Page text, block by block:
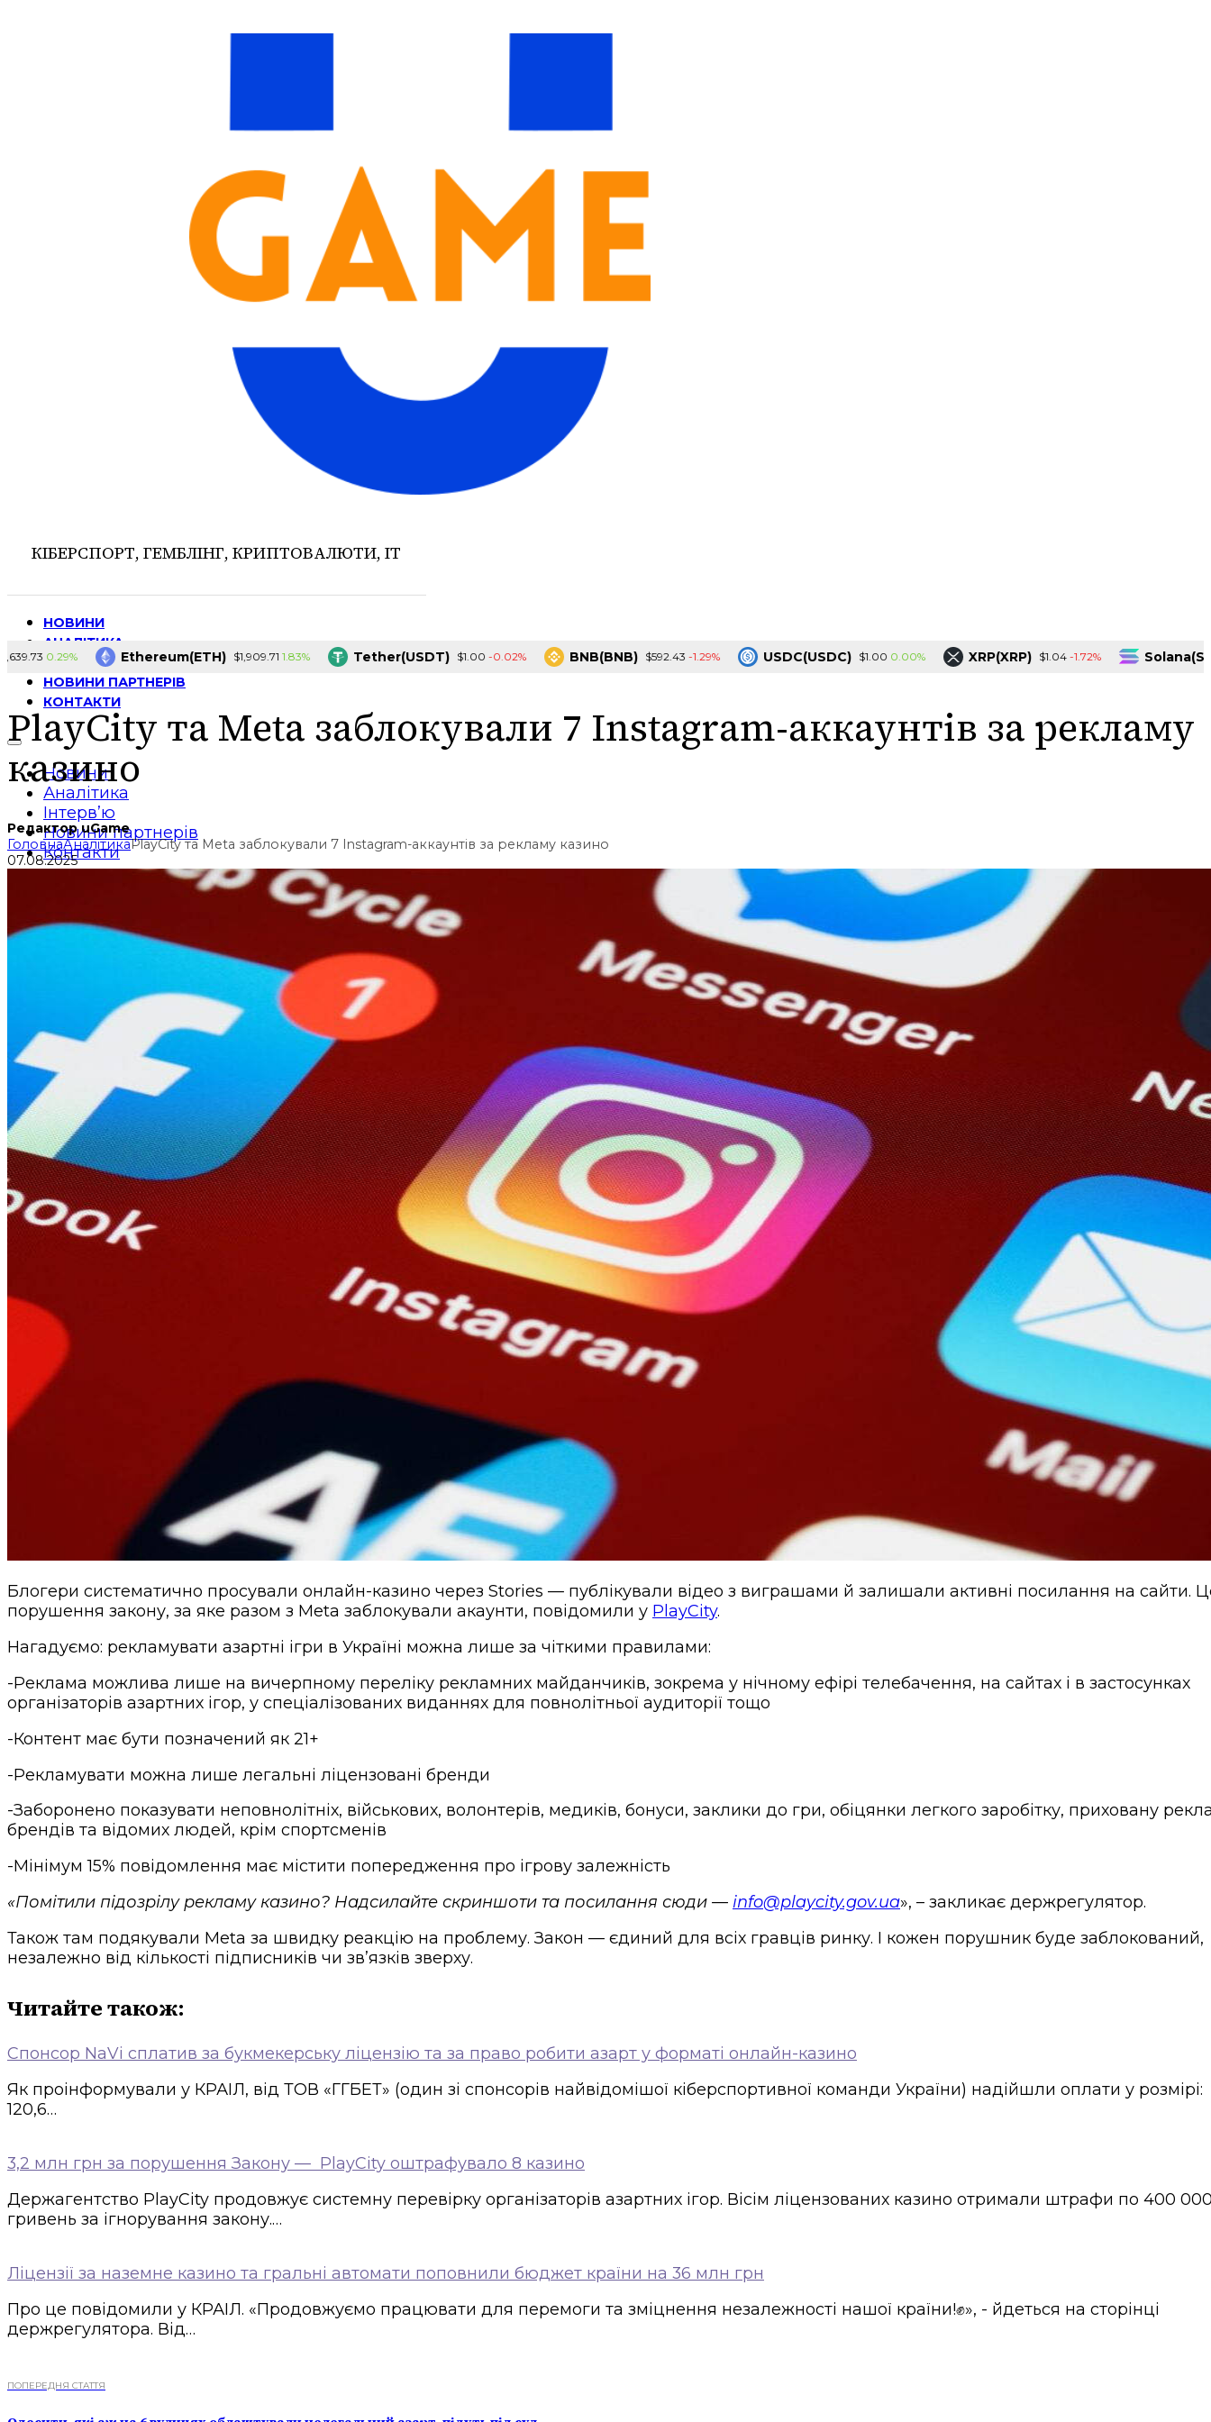
КІБЕРСПОРТ, ГЕМБЛІНГ, КРИПТОВАЛЮТИ, ІТ
НОВИНИ
АНАЛІТИКА
ІНТЕРВ’Ю
НОВИНИ ПАРТНЕРІВ
КОНТАКТИ
Новини
Аналітика
Інтерв’ю
Новини партнерів
Контакти
0.29% Ethereum(ETH) $1,909.71 1.83% Tether(USDT) $1.00 -0.02% BNB(BNB) $592.43 -1.29% USDC(USDC) $1.00 0.00% XRP(XRP) $1.04 -1.72% Solana(SOL)
PlayCity та Meta заблокували 7 Instagram-аккаунтів за рекламу
казино
Редактор uGame
ГоловнаАналітикаPlayCity та Meta заблокували 7 Instagram-аккаунтів за рекламу казино
07.08.2025
Блогери систематично просували онлайн-казино через Stories — публікували відео з виграшами й залишали активні посилання на сайти.
порушення закону, за яке разом з Meta заблокували акаунти, повідомили у PlayCity.
Нагадуємо: рекламувати азартні ігри в Україні можна лише за чіткими правилами:
-Реклама можлива лише на вичерпному переліку рекламних майданчиків, зокрема у нічному ефірі телебачення, на сайтах і в застосунках
організаторів азартних ігор, у спеціалізованих виданнях для повнолітньої аудиторії тощо
-Контент має бути позначений як 21+
-Рекламувати можна лише легальні ліцензовані бренди
-Заборонено показувати неповнолітніх, військових, волонтерів, медиків, бонуси, заклики до гри, обіцянки легкого заробітку, приховану
брендів та відомих людей, крім спортсменів
-Мінімум 15% повідомлення має містити попередження про ігрову залежність
«Помітили підозрілу рекламу казино? Надсилайте скриншоти та посилання сюди — info@playcity.gov.ua», – закликає держрегулятор.
Також там подякували Meta за швидку реакцію на проблему. Закон — єдиний для всіх гравців ринку. І кожен порушник буде заблокований,
незалежно від кількості підписників чи звʼязків зверху.
Читайте також:
Спонсор NaVi сплатив за букмекерську ліцензію та за право робити азарт у форматі онлайн-казино
Як проінформували у КРАІЛ, від ТОВ «ГГБЕТ» (один зі спонсорів найвідомішої кіберспортивної команди України) надійшли оплати у
120,6…
3,2 млн грн за порушення Закону — PlayCity оштрафувало 8 казино
Держагентство PlayCity продовжує системну перевірку організаторів азартних ігор. Вісім ліцензованих казино отримали штрафи по 400
гривень за ігнорування закону.…
Ліцензії за наземне казино та гральні автомати поповнили бюджет країни на 36 млн грн
Про це повідомили у КРАІЛ. «Продовжуємо працювати для перемоги та зміцнення незалежності нашої країни!✊», - йдеться на сторінці
держрегулятора. Від…
ПОПЕРЕДНЯ СТАТТЯ